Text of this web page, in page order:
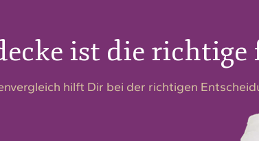
ist die richtige
hilft Dir bei der richtigen